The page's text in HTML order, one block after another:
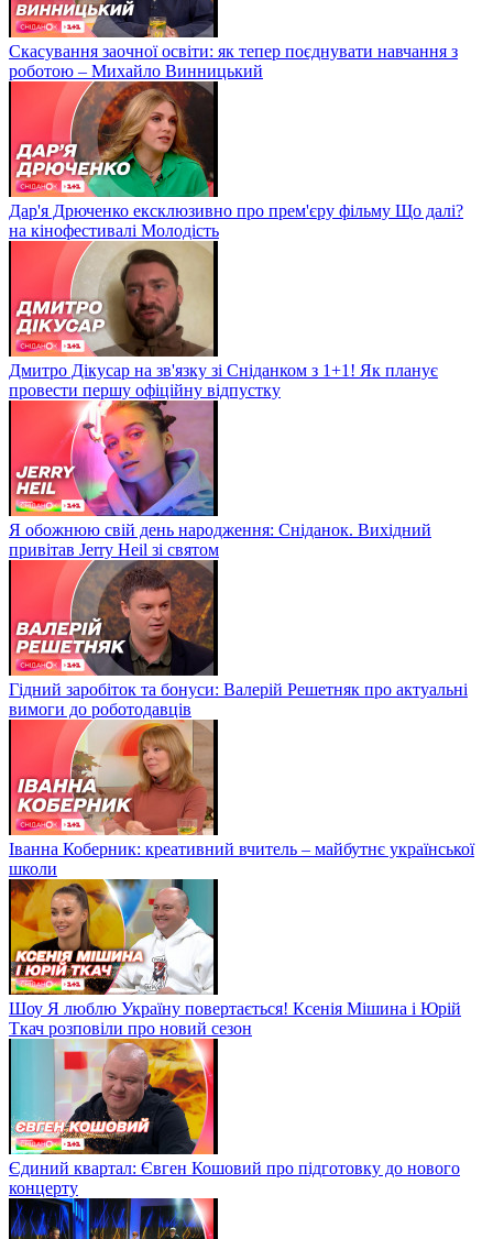
Скасування заочної освіти: як тепер поєднувати навчання з
роботою – Михайло Винницький
Дар'я Дрюченко ексклюзивно про прем'єру фільму Що далі?
на кінофестивалі Молодість
Дмитро Дікусар на зв'язку зі Сніданком з 1+1! Як планує
провести першу офіційну відпустку
Я обожнюю свій день народження: Сніданок. Вихідний
привітав Jerry Heil зі святом
Гідний заробіток та бонуси: Валерій Решетняк про актуальні
вимоги до роботодавців
Іванна Коберник: креативний вчитель – майбутнє української
школи
Шоу Я люблю Україну повертається! Ксенія Мішина і Юрій
Ткач розповіли про новий сезон
Єдиний квартал: Євген Кошовий про підготовку до нового
концерту